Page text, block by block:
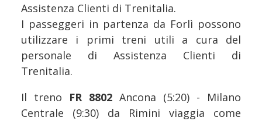
Assistenza Clienti di Trenitalia.
I passeggeri in partenza da Forlì possono
utilizzare i primi treni utili a cura del
personale di Assistenza Clienti di
Trenitalia.
Il treno FR 8802 Ancona (5:20) - Milano
Centrale (9:30) da Rimini viaggia come